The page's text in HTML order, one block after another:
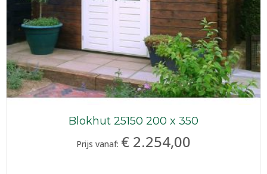
Blokhut 25150 200 x 350
Prijs vanaf: € 2.254,00